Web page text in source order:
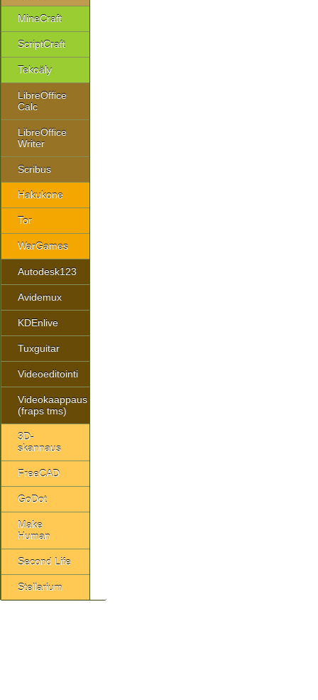
MineCraft
ScriptCraft
Tekoäly
LibreOffice
Calc
LibreOffice
Writer
Scribus
Hakukone
Tor
WarGames
Autodesk123
Avidemux
KDEnlive
Tuxguitar
Videoeditointi
Videokaappaus
(fraps tms)
3D-
skannaus
FreeCAD
GoDot
Make
Human
Second Life
Stellarium